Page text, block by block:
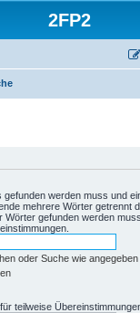
2FP2
gefunden werden muss und
mehrere Wörter getrennt
Wörter gefunden werden
oder Suche wie
teilweise